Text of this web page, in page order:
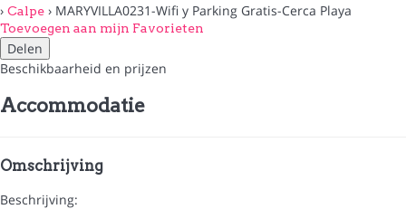
› Calpe › MARYVILLA0231-Wifi y Parking Gratis-Cerca Playa
Toevoegen aan mijn Favorieten
Delen
Beschikbaarheid en prijzen
Accommodatie
Omschrijving
Beschrijving: